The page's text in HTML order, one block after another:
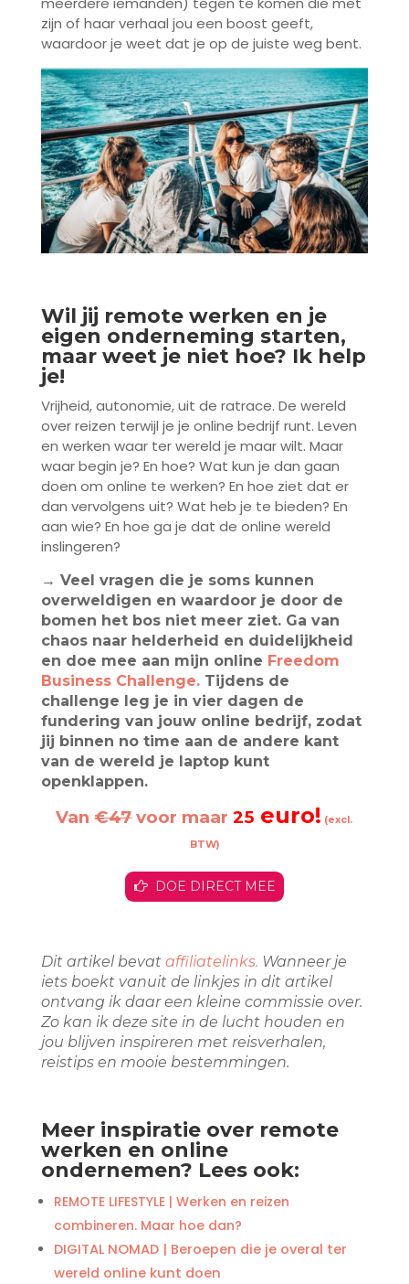
zijn of haar verhaal jou een boost geeft,
waardoor je weet dat je op de juiste weg bent.
Wil jij remote werken en je
eigen onderneming starten,
maar weet je niet hoe? Ik help
je!
Vrijheid, autonomie, uit de ratrace. De wereld
over reizen terwijl je je online bedrijf runt. Leven
en werken waar ter wereld je maar wilt. Maar
waar begin je? En hoe? Wat kun je dan gaan
doen om online te werken? En hoe ziet dat er
dan vervolgens uit? Wat heb je te bieden? En
aan wie? En hoe ga je dat de online wereld
inslingeren?
→ Veel vragen die je soms kunnen
overweldigen en waardoor je door de
bomen het bos niet meer ziet. Ga van
chaos naar helderheid en duidelijkheid
en doe mee aan mijn online Freedom
Business Challenge. Tijdens de
challenge leg je in vier dagen de
fundering van jouw online bedrijf, zodat
jij binnen no time aan de andere kant
van de wereld je laptop kunt
openklappen.
Van€47voor maar 25 euro! (excl.
BTW)
DOE DIRECT MEE
Dit artikel bevat affiliatelinks. Wanneer je
iets boekt vanuit de linkjes in dit artikel
ontvang ik daar een kleine commissie over.
Zo kan ik deze site in de lucht houden en
jou blijven inspireren met reisverhalen,
reistips en mooie bestemmingen.
Meer inspiratie over remote
werken en online
ondernemen? Lees ook:
REMOTE LIFESTYLE | Werken en reizen
combineren. Maar hoe dan?
DIGITAL NOMAD | Beroepen die je overal ter
wereld online kunt doen